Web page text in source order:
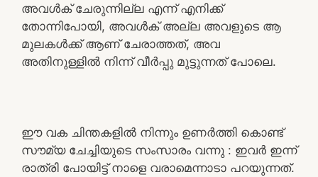
അവൾക് ചേരുന്നില്ല എന്ന് എനിക്ക്
തോന്നിപോയി, അവൾക് അല്ല അവളുടെ ആ
മുലകൾക്ക് ആണ് ചേരാത്തത്, അവ
അതിനുള്ളിൽ നിന്ന് വീർപ്പു മുട്ടുന്നത് പോലെ.
ഈ വക ചിന്തകളിൽ നിന്നും ഉണർത്തി കൊണ്ട്
സൗമ്യ ചേച്ചിയുടെ സംസാരം വന്നു : ഇവർ ഇന്ന്
രാത്രി പോയിട്ട് നാളെ വരാമെന്നാടാ പറയുന്നത്.